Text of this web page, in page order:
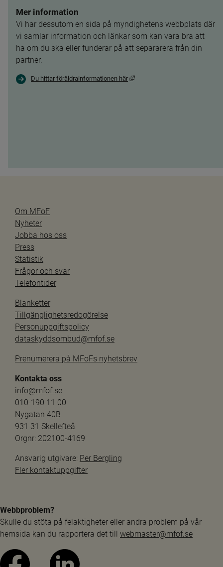
Mer information
Vi har dessutom en sida på myndighetens webbplats där
vi samlar information och länkar som kan vara bra att
ha om du ska eller funderar på att separarera från din
partner.
Du hittar föräldrainformationen här Länk till annan webbplats,
Om MFoF
Nyheter
Jobba hos oss
Press
Statistik
Frågor och svar
Telefontider
Blanketter
Tillgänglighetsredogörelse
Personuppgiftspolicy
dataskyddsombud@mfof.se
Prenumerera på MFoFs nyhetsbrev
Kontakta oss
info@mfof.se
010-190 11 00
Nygatan 40B
931 31 Skellefteå
Orgnr: 202100-4169
Ansvarig utgivare: Per Bergling
Fler kontaktuppgifter
Webbproblem?
Skulle du stöta på felaktigheter eller andra problem på vår
hemsida kan du rapportera det till webmaster@mfof.se